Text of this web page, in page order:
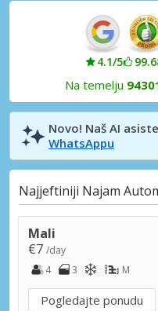
4.1/5
Na temelju
Novo! Naš AI
WhatsAppu
Najjeftiniji Najam
Mali
€7 /day
4
3 M
Pogledajte ponudu